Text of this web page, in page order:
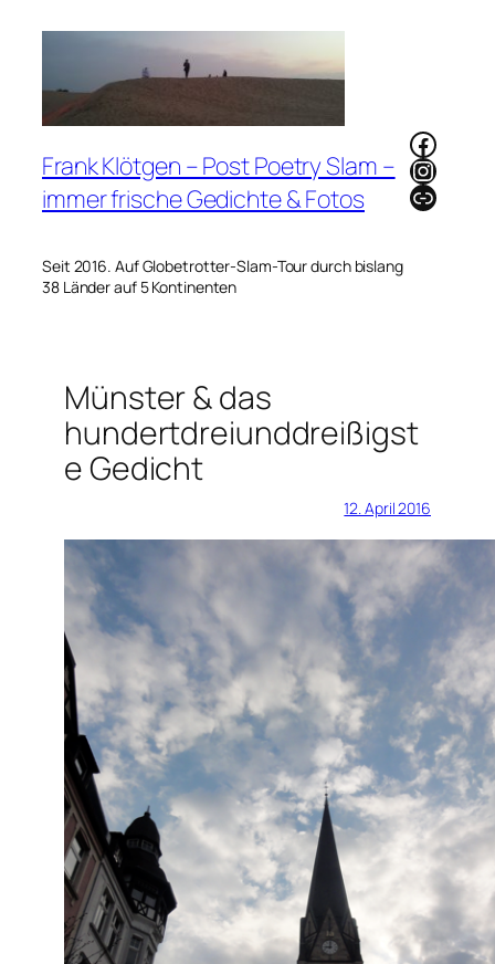
Frank Klötgen – Post Poetry Slam –
immer frische Gedichte & Fotos
Seit 2016. Auf Globetrotter-Slam-Tour durch bislang
38 Länder auf 5 Kontinenten
Link
Münster & das
hundertdreiunddreißigst
e Gedicht
12. April 2016